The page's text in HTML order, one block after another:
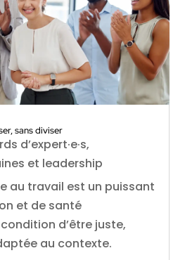
sans diviser
d’expert·e·s,
et leadership
au travail est un puissant
et de santé
d’être juste,
au contexte.